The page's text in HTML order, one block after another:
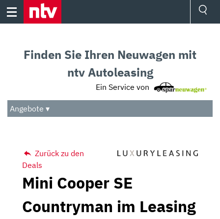
Skip
Audio
Das Beste
Finden Sie Ihren Neuwagen mit
ntv Autoleasing
Ein Service von
Angebote ▾
Zurück zu den
Deals
Mini Cooper SE
Countryman im Leasing